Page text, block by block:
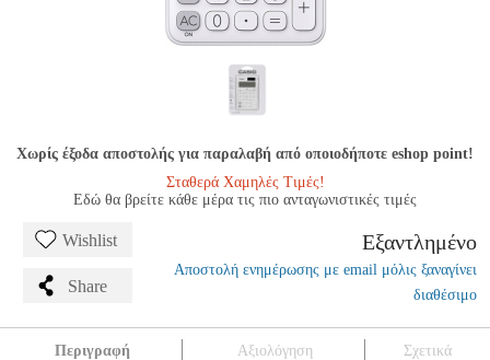
Χωρίς έξοδα αποστολής για παραλαβή από οποιοδήποτε eshop point!
Σταθερά Χαμηλές Τιμές!
Εδώ θα βρείτε κάθε μέρα τις πιο ανταγωνιστικές τιμές
Wishlist
Share
Εξαντλημένο
Αποστολή ενημέρωσης με email μόλις ξαναγίνει
διαθέσιμο
Περιγραφή Αξιολόγηση Σχετικά